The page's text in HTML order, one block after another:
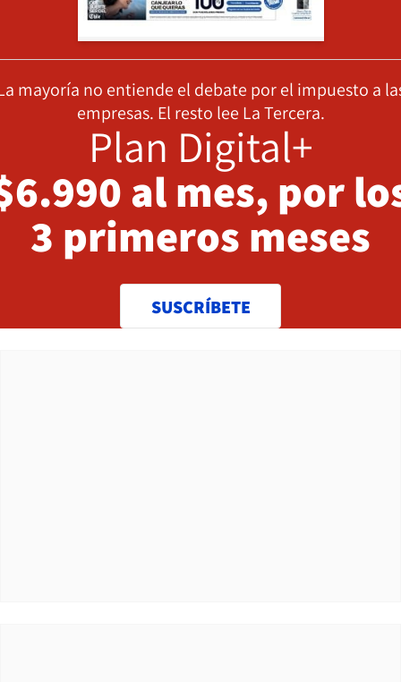
mayoría no entiende el debate por el impuesto a
empresas. El resto lee La Tercera.
Plan Digital+
al mes, por
3 primeros meses
SUSCRÍBETE